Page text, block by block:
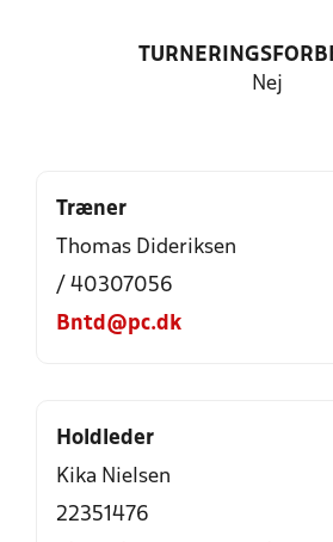
Nej
Træner
Thomas Dideriksen
/ 40307056
Bntd@pc.dk
Holdleder
Kika Nielsen
22351476